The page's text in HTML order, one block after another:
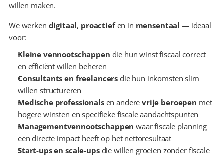
willen maken.
We werken digitaal, proactief en in mensentaal — ideaal
voor:
Kleine vennootschappen die hun winst fiscaal correct
en efficiënt willen beheren
Consultants en freelancers die hun inkomsten slim
willen structureren
Medische professionals en andere vrije beroepen met
hogere winsten en specifieke fiscale aandachtspunten
Managementvennootschappen waar fiscale planning
een directe impact heeft op het nettoresultaat
Start-ups en scale-ups die willen groeien zonder fiscale